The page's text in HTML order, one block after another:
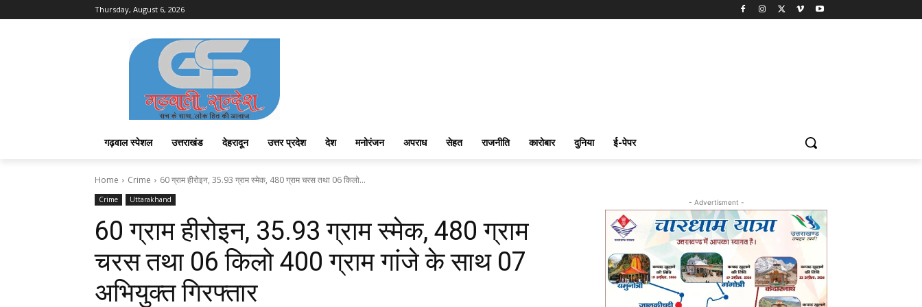
Thursday, August 6, 2026
गढ़वाल स्पेशल उत्तराखंड देहरादून उत्तर प्रदेश देश मनोरंजन अपराध सेहत राजनीति कारोबार दुनिया ई-पेपर
Home Crime 60 ग्राम हीरोइन, 35.93 ग्राम स्मेक, 480 ग्राम चरस तथा 06 किलो...
Crime Uttarakhand
60 ग्राम हीरोइन, 35.93 ग्राम स्मेक, 480 ग्राम
चरस तथा 06 किलो 400 ग्राम गांजे के साथ 07
अभियुक्त गिरफ्तार
- Advertisment -